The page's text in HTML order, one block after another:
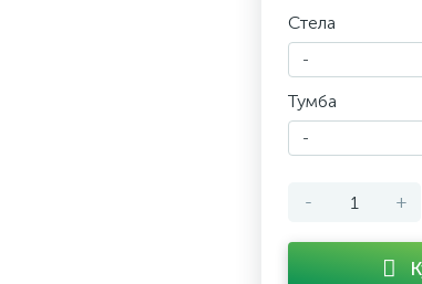
Стела
-
Тумба
-
- +